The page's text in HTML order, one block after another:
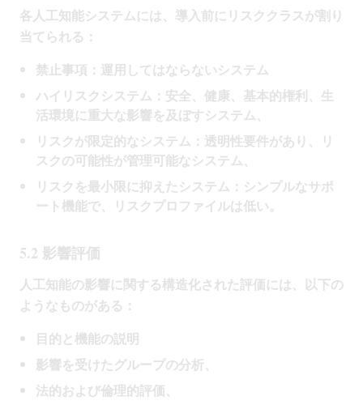
各人工知能システムには、導入前にリスククラスが割り
当てられる：
禁止事項：運用してはならないシステム
ハイリスクシステム：安全、健康、基本的権利、生
活環境に重大な影響を及ぼすシステム、
リスクが限定的なシステム：透明性要件があり、リ
スクの可能性が管理可能なシステム、
リスクを最小限に抑えたシステム：シンプルなサポ
ート機能で、リスクプロファイルは低い。
5.2 影響評価
人工知能の影響に関する構造化された評価には、以下の
ようなものがある：
目的と機能の説明
影響を受けたグループの分析、
法的および倫理的評価、